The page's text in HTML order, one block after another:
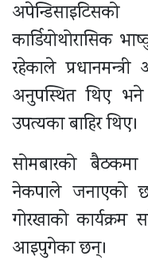
कार्डियोथोरासिक
रहेकाले
अनुपस्थित थिए
उपत्यका बाहिर थिए।
सोमबारको
नेकपाले जनाएको छ।
गोरखाको
आइपुगेका छन्।